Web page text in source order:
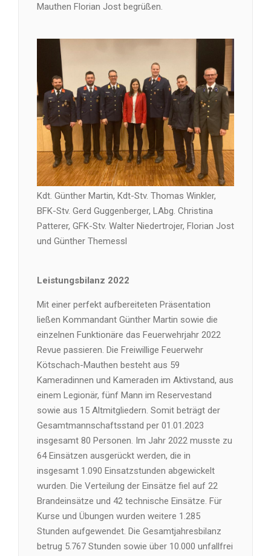
Mauthen Florian Jost begrüßen.
Kdt. Günther Martin, Kdt-Stv. Thomas Winkler,
BFK-Stv. Gerd Guggenberger, LAbg. Christina
Patterer, GFK-Stv. Walter Niedertrojer, Florian Jost
und Günther Themessl
Leistungsbilanz 2022
Mit einer perfekt aufbereiteten Präsentation
ließen Kommandant Günther Martin sowie die
einzelnen Funktionäre das Feuerwehrjahr 2022
Revue passieren. Die Freiwillige Feuerwehr
Kötschach-Mauthen besteht aus 59
Kameradinnen und Kameraden im Aktivstand, aus
einem Legionär, fünf Mann im Reservestand
sowie aus 15 Altmitgliedern. Somit beträgt der
Gesamtmannschaftsstand per 01.01.2023
insgesamt 80 Personen. Im Jahr 2022 musste zu
64 Einsätzen ausgerückt werden, die in
insgesamt 1.090 Einsatzstunden abgewickelt
wurden. Die Verteilung der Einsätze fiel auf 22
Brandeinsätze und 42 technische Einsätze. Für
Kurse und Übungen wurden weitere 1.285
Stunden aufgewendet. Die Gesamtjahresbilanz
betrug 5.767 Stunden sowie über 10.000 unfallfrei